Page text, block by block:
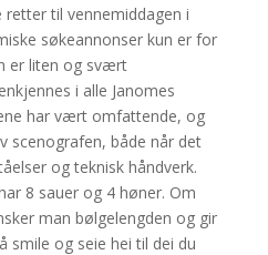
til vennemiddagen i
søkeannonser kun er for
er liten og svært
i alle Janomes
har vært omfattende, og
scenografen, både når det
og teknisk håndverk.
8 sauer og 4 høner. Om
man bølgelengden og gir
smile og seie hei til dei du